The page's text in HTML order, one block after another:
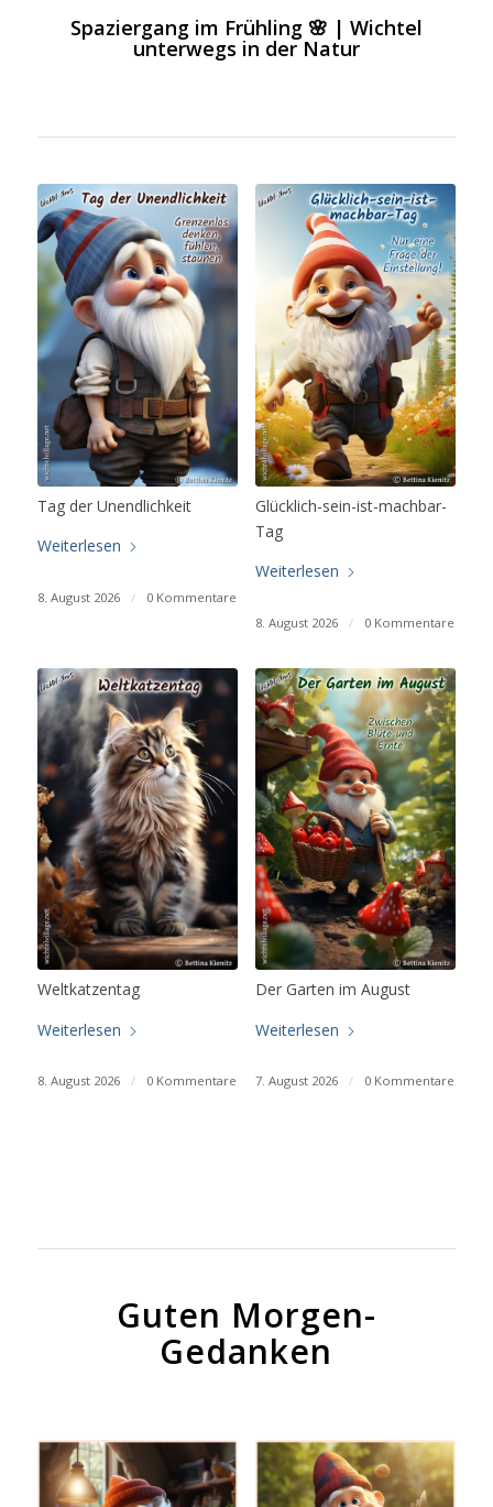
Spaziergang im Frühling 🌸 | Wichtel
unterwegs in der Natur
Tag der Unendlichkeit
Weiterlesen
8. August 2026 / 0 Kommentare
Glücklich-sein-ist-machbar-
Tag
Weiterlesen
8. August 2026 / 0 Kommentare
Weltkatzentag
Weiterlesen
8. August 2026 / 0 Kommentare
Der Garten im August
Weiterlesen
7. August 2026 / 0 Kommentare
Guten Morgen-
Gedanken